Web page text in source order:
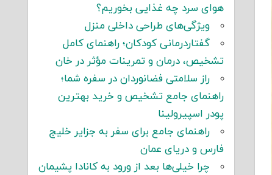
هوای سرد چه غذایی بخوریم؟
ویژگی‌های طراحی داخلی منزل
گفتاردرمانی کودکان؛ راهنمای کامل
تشخیص، درمان و تمرینات مؤثر در خان
راز سلامتی فضانوردان در سفره شما؛
راهنمای جامع تشخیص و خرید بهترین
پودر اسپیرولینا
راهنمای جامع برای سفر به جزایر خلیج
فارس و دریای عمان
چرا خیلی‌ها بعد از ورود به کانادا پشیمان